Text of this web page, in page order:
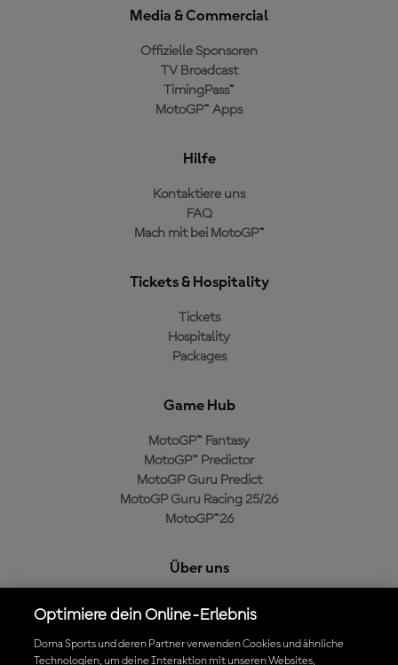
Media & Commercial
Offizielle Sponsoren
TV Broadcast
TimingPass™
MotoGP™ Apps
Hilfe
Kontaktiere uns
FAQ
Mach mit bei MotoGP™
Tickets & Hospitality
Tickets
Hospitality
Packages
Game Hub
MotoGP™ Fantasy
MotoGP™ Predictor
MotoGP Guru Predict
MotoGP Guru Racing 25/26
MotoGP™26
Über uns
Cookie-Richtlinien
Geschäftsbedingungen
Optimiere dein Online-Erlebnis
Dorna Sports und deren Partner verwenden Cookies und ähnliche
Technologien, um deine Interaktion mit unseren Websites,